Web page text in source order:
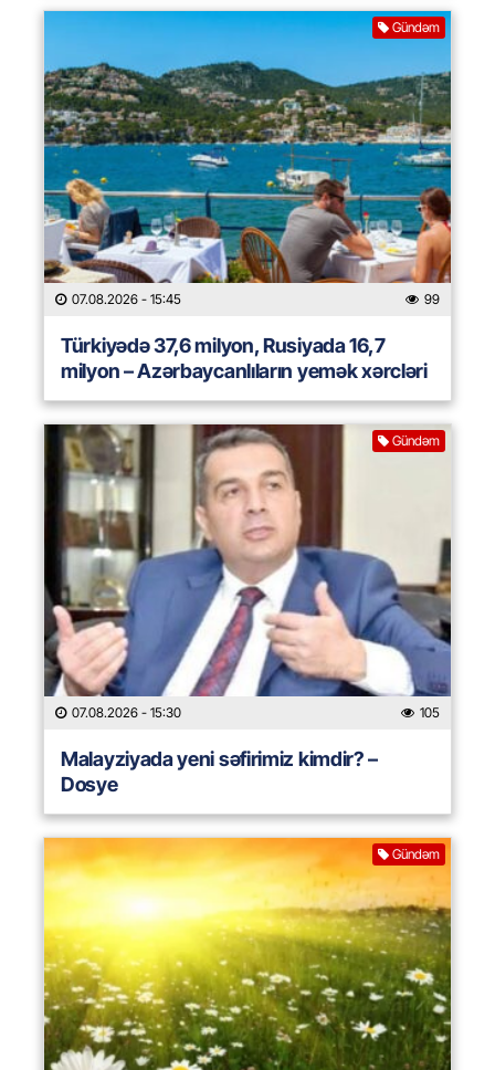
Gündəm
07.08.2026 - 15:45 99
Türkiyədə 37,6 milyon, Rusiyada 16,7
milyon – Azərbaycanlıların yemək xərcləri
Gündəm
07.08.2026 - 15:30 105
Malayziyada yeni səfirimiz kimdir? –
Dosye
Gündəm